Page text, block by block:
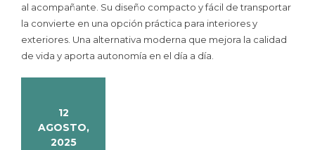
al acompañante. Su diseño compacto y fácil de transportar
la convierte en una opción práctica para interiores y
exteriores. Una alternativa moderna que mejora la calidad
de vida y aporta autonomía en el día a día.
12
AGOSTO,
2025